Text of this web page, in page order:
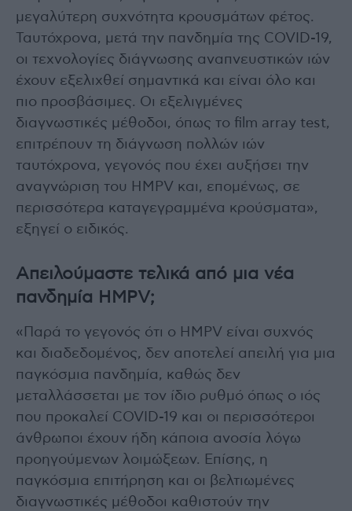
μεγαλύτερη συχνότητα κρουσμάτων φέτος.
Ταυτόχρονα, μετά την πανδημία της COVID-19,
οι τεχνολογίες διάγνωσης αναπνευστικών ιών
έχουν εξελιχθεί σημαντικά και είναι όλο και
πιο προσβάσιμες. Οι εξελιγμένες
διαγνωστικές μέθοδοι, όπως το film array test,
επιτρέπουν τη διάγνωση πολλών ιών
ταυτόχρονα, γεγονός που έχει αυξήσει την
αναγνώριση του HMPV και, επομένως, σε
περισσότερα καταγεγραμμένα κρούσματα»,
εξηγεί ο ειδικός.
Απειλούμαστε τελικά από μια νέα
πανδημία HMPV;
«Παρά το γεγονός ότι ο HMPV είναι συχνός
και διαδεδομένος, δεν αποτελεί απειλή για μια
παγκόσμια πανδημία, καθώς δεν
μεταλλάσσεται με τον ίδιο ρυθμό όπως ο ιός
που προκαλεί COVID-19 και οι περισσότεροι
άνθρωποι έχουν ήδη κάποια ανοσία λόγω
προηγούμενων λοιμώξεων. Επίσης, η
παγκόσμια επιτήρηση και οι βελτιωμένες
διαγνωστικές μέθοδοι καθιστούν την